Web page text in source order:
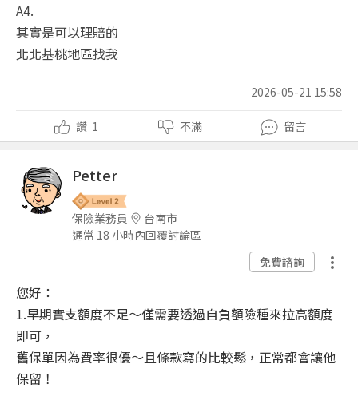
A4.
其實是可以理賠的
北北基桃地區找我
2026-05-21 15:58
讚 1 不滿 留言
Petter
保險業務員
台南市
通常 18 小時內回覆討論區
免費諮詢
您好：
1.早期實支額度不足～僅需要透過自負額險種來拉高額度
即可，
舊保單因為費率很優～且條款寫的比較鬆，正常都會讓他
保留！